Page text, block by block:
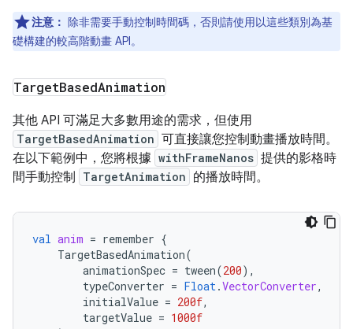
注意： 除非需要手動控制時間碼，否則請使用以這些類別為基
礎構建的較高階動畫 API。
TargetBasedAnimation
其他 API 可滿足大多數用途的需求，但使用
TargetBasedAnimation 可直接讓您控制動畫播放時間。
在以下範例中，您將根據 withFrameNanos 提供的影格時
間手動控制
TargetAnimation 的播放時間。
val anim = remember {
TargetBasedAnimation(
animationSpec = tween(200),
typeConverter = Float.VectorConverter,
initialValue = 200f,
targetValue = 1000f